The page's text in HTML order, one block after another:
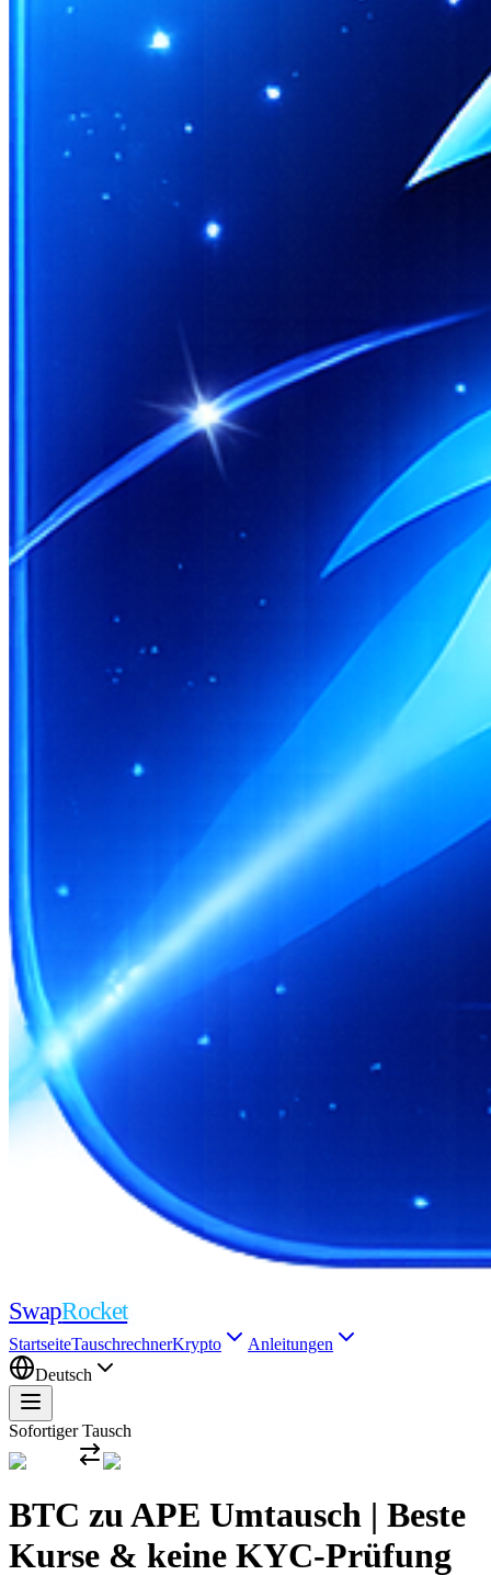
SwapRocket
StartseiteTauschrechnerKrypto
Anleitungen
Deutsch
Sofortiger Tausch
BTC zu APE Umtausch | Beste
Kurse & keine KYC-Prüfung